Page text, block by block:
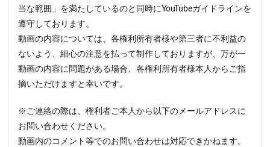
当な範囲」を満たしているのと同時にYouTubeガイドラインを
遵守しております。
動画の内容については、各権利所有者様や第三者に不利益の
ないよう、細心の注意を払って制作しておりますが、万が一
動画の内容に問題がある場合、各権利所有者様本人からご指
摘いただけますと幸いです。
※ご連絡の際は、権利者ご本人から以下のメールアドレスに
お問い合わせください。
動画内のコメント等でのお問い合わせは対応できかねます。